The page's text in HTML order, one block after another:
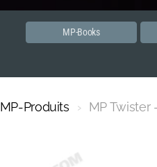
MP-Books
MP-Produits MP Twister